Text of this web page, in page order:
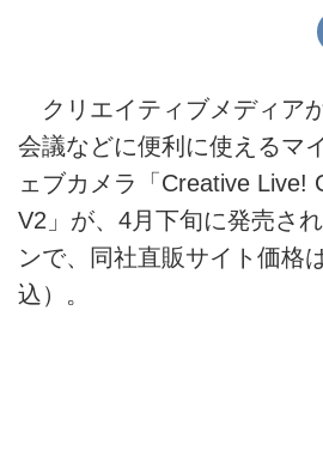
クリエイティブメディア
会議などに便利に使えるマ
ェブカメラ「Creative Live!
V2」が、4月下旬に発売さ
ンで、同社直販サイト価格
込）。